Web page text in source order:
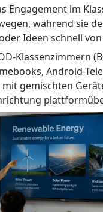
Engagement im
während sie
Ideen schnell
Klassenzimmern
Android-
gemischten